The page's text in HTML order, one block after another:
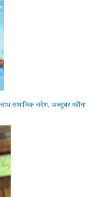
सामाजिक संदेश, अक्टूबर महीना